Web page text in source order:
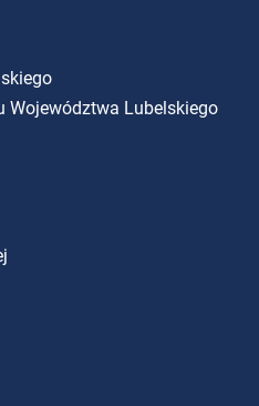
Województwa Lubelskiego